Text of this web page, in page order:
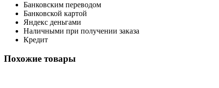
Банковским переводом
Банковской картой
Яндекс деньгами
Наличными при получении заказа
Кредит
Похожие товары